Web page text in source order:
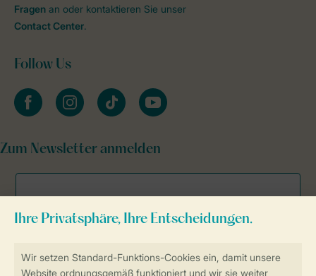
Sicher und schnell zur Online-Buchung
Fragen an oder kontaktieren Sie unser
Contact Center.
Follow Us
facebookinstagramtiktok youtube
Zum Newsletter anmelden